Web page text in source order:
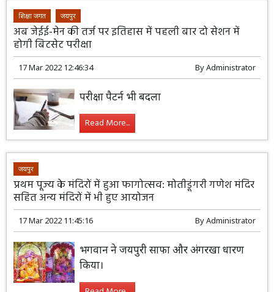
शिक्षा जगत जयपुर
अब जेईई-मेन की तर्ज पर इतिहास में पहली बार दो सेशन में
होगी बिटसेट परीक्षा
17 Mar 2022 12:46:34 ByAdministrator
परीक्षा पैटर्न भी बदला
Read More...
जयपुर
प्रथम पूज्य के मंदिरों में हुआ फागोत्सव: मोतीडूंगरी गणेश मंदिर
सहित अन्य मंदिरों में भी हुए आयोजन
17 Mar 2022 11:45:16 ByAdministrator
भगवान ने जयपुरी साफा और अंगरखा धारण
किया।